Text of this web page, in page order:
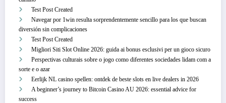
Test Post Created
Navegar por 1win resulta sorprendentemente sencillo para los que buscan
diversión sin complicaciones
Test Post Created
Migliori Siti Slot Online 2026: guida ai bonus esclusivi per un gioco sicuro
Perspectivas culturais sobre o jogo como diferentes sociedades lidam com a
sorte e o azar
Eerlijk NL casino spellen: ontdek de beste slots en live dealers in 2026
A beginner’s journey to Bitcoin Casino AU 2026: essential advice for
success